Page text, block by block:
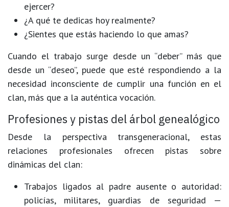
ejercer?
¿A qué te dedicas hoy realmente?
¿Sientes que estás haciendo lo que amas?
Cuando el trabajo surge desde un “deber” más que
desde un “deseo”, puede que esté respondiendo a la
necesidad inconsciente de cumplir una función en el
clan, más que a la auténtica vocación.
Profesiones y pistas del árbol genealógico
Desde la perspectiva transgeneracional, estas
relaciones profesionales ofrecen pistas sobre
dinámicas del clan:
Trabajos ligados al padre ausente o autoridad:
policías, militares, guardias de seguridad —